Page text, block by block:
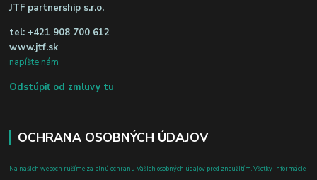
JTF partnership s.r.o.
tel: +421 908 700 612
www.jtf.sk
napíšte nám
Odstúpiť od zmluvy tu
OCHRANA OSOBNÝCH ÚDAJOV
Na našich weboch ručíme za plnú ochranu Vašich osobných údajov pred zneužitím. Všetky informácie,